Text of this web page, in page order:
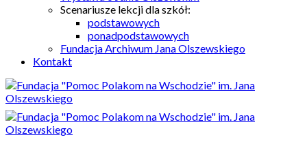
Scenariusze lekcji dla szkół:
podstawowych
ponadpodstawowych
Fundacja Archiwum Jana Olszewskiego
Kontakt